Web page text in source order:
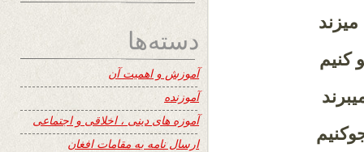
کنیم
دسته‌ها
آموزش و اهمیت آن
آموزنده
آموزه های دینی ، اخلاقی و اجتماعی
ارسال نامه به مقامات افغان